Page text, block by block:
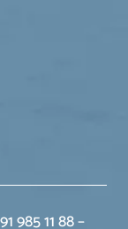
985 11 88 –